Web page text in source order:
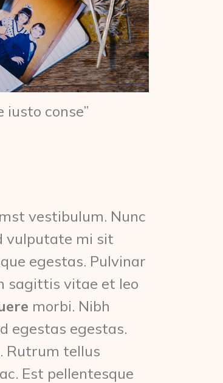
iusto conse”
vestibulum. Nunc
vulputate mi sit
egestas. Pulvinar
sagittis vitae et leo
morbi. Nibh
egestas egestas.
Rutrum tellus
Est pellentesque